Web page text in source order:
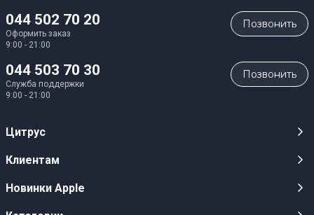
044 502 70 20
Оформить заказ
9:00 - 21:00
Позвонить
044 503 70 30
Служба поддержки
9:00 - 21:00
Позвонить
Цитрус
Карьера
Клиентам
Публичные оферты
Новинки Apple
iPhone 17